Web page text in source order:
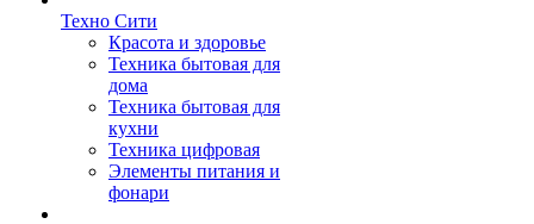
Техно Сити
Красота и здоровье
Техника бытовая для
дома
Техника бытовая для
кухни
Техника цифровая
Элементы питания и
фонари